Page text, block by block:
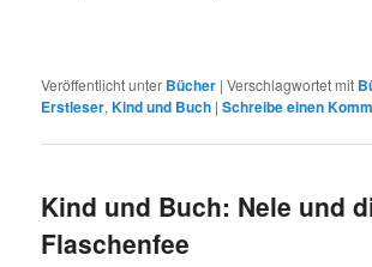
Veröffentlicht unter Bücher |Verschlagwortet mit
Erstleser,Kind und Buch |Schreibe einen
Kind und Buch: Nele und
Flaschenfee